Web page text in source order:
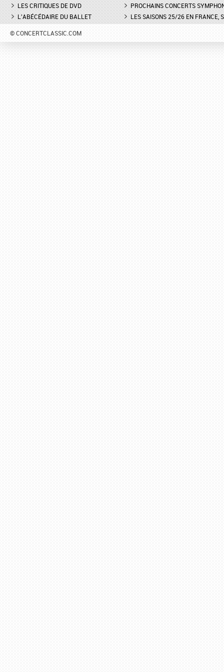
LES CRITIQUES DE DVD
L'ABÉCÉDAIRE DU BALLET
PROCHAINS CONCERTS
LES SAISONS 25/26 EN FRANCE,
© CONCERTCLASSIC.COM